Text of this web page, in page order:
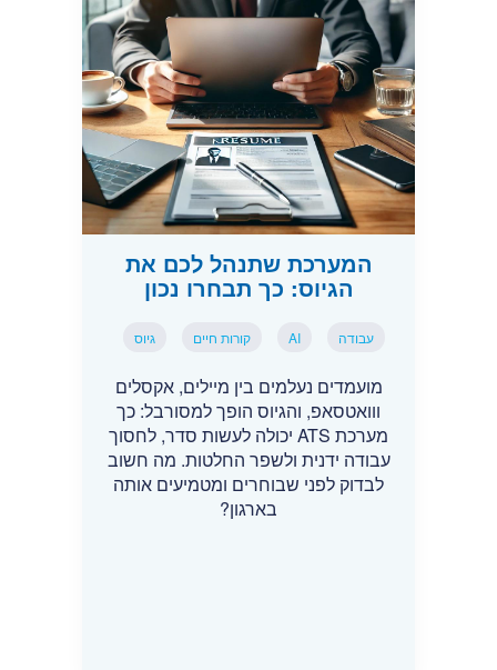
המערכת שתנהל לכם את
הגיוס: כך תבחרו נכון
עבודה AI קורות חיים גיוס
מועמדים נעלמים בין מיילים, אקסלים
ווואטסאפ, והגיוס הופך למסורבל: כך
מערכת ATS יכולה לעשות סדר, לחסוך
עבודה ידנית ולשפר החלטות. מה חשוב
לבדוק לפני שבוחרים ומטמיעים אותה
בארגון?